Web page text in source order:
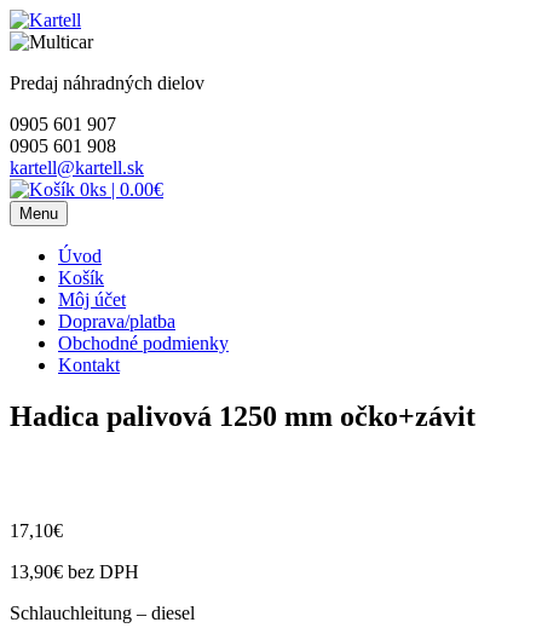
Skip
to
Predaj náhradných dielov
0905 601 907
0905 601 908
kartell@kartell.sk
0ks | 0.00€
Menu
Úvod
Košík
Môj účet
Doprava/platba
Obchodné podmienky
Kontakt
Hadica palivová 1250 mm očko+závit
17,10€
13,90€ bez DPH
Schlauchleitung – diesel